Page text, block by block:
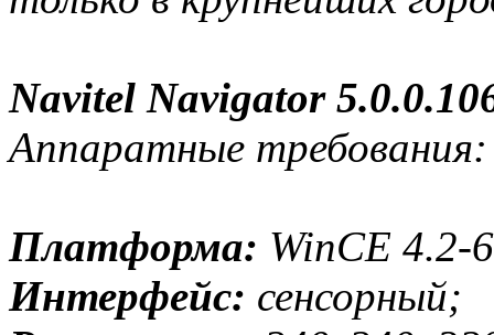
Navitel Navigator
Аппаратные требования:
Платформа: WinCE 4.2-
Интерфейс: сенсорный;